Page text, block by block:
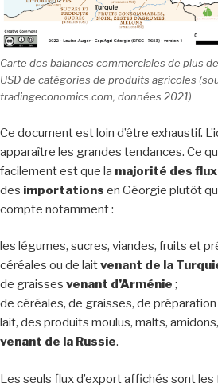
Carte des balances commerciales de plus
USD de catégories de produits agricoles
tradingeconomics.com, données 2021)
Ce document est loin d’être exhaustif.
apparaître les grandes tendances. Ce
facilement est que la majorité des
des importations en Géorgie plutôt
compte notamment :
les légumes, sucres, viandes, fruits et
céréales ou de laitvenant de la
de graisses venant d’Arménie ;
de céréales, de graisses, de
lait, des produits moulus, malts,
venant de la Russie.
Les seuls flux d’export affichés sont les